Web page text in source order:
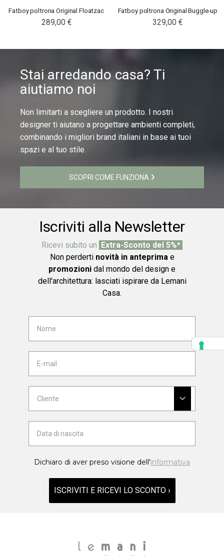
Fatboy poltrona Original Floatzac
289,00 €
Fatboy poltrona Original Buggle-up
329,00 €
Stai arredando casa? Ti
aiutiamo noi
Non limitarti a scegliere un prodotto. I nostri
designer ti aiutano a progettare ambienti completi,
combinando i migliori brand italiani in base ai tuoi
spazi e al tuo stile.
SCOPRI COME FUNZIONA
Iscriviti alla Newsletter
Ricevi subito un Extra-Sconto del 5%*
Non perderti novità in anteprimae
promozioni dal mondo del design e
dell'architettura: lasciati ispirare da Lemani
Casa.
Dichiaro di aver preso visione dell'informativa
ISCRIVITI E RICEVI LO SCONTO ›